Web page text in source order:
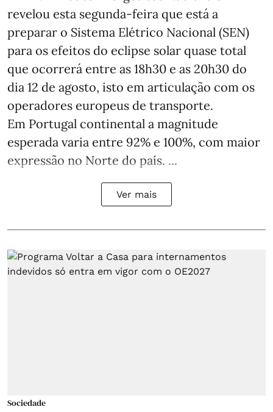
revelou esta segunda-feira que está a
preparar o Sistema Elétrico Nacional (SEN)
para os efeitos do eclipse solar quase total
que ocorrerá entre as 18h30 e as 20h30 do
dia 12 de agosto, isto em articulação com os
operadores europeus de transporte.
Em Portugal continental a magnitude
esperada varia entre 92% e 100%, com maior
expressão no Norte do país. ...
Ver mais
Sociedade